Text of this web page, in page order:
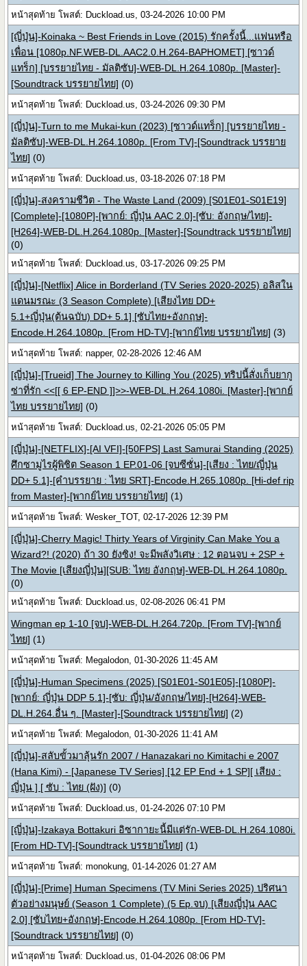
หน้าสุดท้าย โพสต์: Duckload.us, 03-24-2026 10:00 PM
[ญี่ปุ่น]-Koinaka ~ Best Friends in Love (2015) รักครั้งนี้...แฟนหรือ
เพื่อน [1080p.NF.WEB-DL.AAC2.0.H.264-BAPHOMET] [ซาวด์
แทร็ก] [บรรยายไทย - มัลติซับ]-WEB-DL.H.264.1080p. [Master]-
[Soundtrack บรรยายไทย] (0)
หน้าสุดท้าย โพสต์: Duckload.us, 03-24-2026 09:30 PM
[ญี่ปุ่น]-Turn to me Mukai-kun (2023) [ซาวด์แทร็ก] [บรรยายไทย -
มัลติซับ]-WEB-DL.H.264.1080p. [From TV]-[Soundtrack บรรยาย
ไทย] (0)
หน้าสุดท้าย โพสต์: Duckload.us, 03-18-2026 07:18 PM
[ญี่ปุ่น]-สงครามชีวิต - The Waste Land (2009) [S01E01-S01E19]
[Complete]-[1080P]-[พากย์: ญี่ปุ่น AAC 2.0]-[ซับ: อังกฤษ/ไทย]-
[H264]-WEB-DL.H.264.1080p. [Master]-[Soundtrack บรรยายไทย]
(0)
หน้าสุดท้าย โพสต์: Duckload.us, 03-17-2026 09:25 PM
[ญี่ปุ่น]-[Netflix] Alice in Borderland (TV Series 2020-2025) อลิสใน
แดนมรณะ (3 Season Complete) [เสียงไทย DD+
5.1+ญี่ปุ่น(ต้นฉบับ) DD+ 5.1] [ซับไทย+อังกฤษ]-
Encode.H.264.1080p. [From HD-TV]-[พากย์ไทย บรรยายไทย] (3)
หน้าสุดท้าย โพสต์: napper, 02-28-2026 12:46 AM
[ญี่ปุ่น]-[Trueid] The Journey to Killing You (2025) ทริปนี้สั่งเก็บยากู
ซ่าที่รัก <<[[ 6 EP-END ]]>>-WEB-DL.H.264.1080i. [Master]-[พากย์
ไทย บรรยายไทย] (0)
หน้าสุดท้าย โพสต์: Duckload.us, 02-21-2026 05:05 PM
[ญี่ปุ่น]-[NETFLIX]-[AI VFI]-[50FPS] Last Samurai Standing (2025)
ศึกซามูไรผู้พิชิต Season 1 EP.01-06 [จบซีซั่น]-[เสียง : ไทย/ญี่ปุ่น
DD+ 5.1]-[คำบรรยาย : ไทย SRT]-Encode.H.265.1080p. [Hi-def rip
from Master]-[พากย์ไทย บรรยายไทย] (1)
หน้าสุดท้าย โพสต์: Wesker_TOT, 02-17-2026 12:39 PM
[ญี่ปุ่น]-Cherry Magic! Thirty Years of Virginity Can Make You a
Wizard?! (2020) ถ้า 30 ยังซิง! จะมีพลังวิเศษ : 12 ตอนจบ + 2SP +
The Movie [เสียงญี่ปุ่น][SUB: ไทย อังกฤษ]-WEB-DL.H.264.1080p.
(0)
หน้าสุดท้าย โพสต์: Duckload.us, 02-08-2026 06:41 PM
Wingman ep 1-10 [จบ]-WEB-DL.H.264.720p. [From TV]-[พากย์
ไทย] (1)
หน้าสุดท้าย โพสต์: Megalodon, 01-30-2026 11:45 AM
[ญี่ปุ่น]-Human Specimens (2025) [S01E01-S01E05]-[1080P]-
[พากย์: ญี่ปุ่น DDP 5.1]-[ซับ: ญี่ปุ่น/อังกฤษ/ไทย]-[H264]-WEB-
DL.H.264.อื่น ๆ. [Master]-[Soundtrack บรรยายไทย] (2)
หน้าสุดท้าย โพสต์: Megalodon, 01-30-2026 11:41 AM
[ญี่ปุ่น]-สลับขั้วมาลุ้นรัก 2007 / Hanazakari no Kimitachi e 2007
(Hana Kimi) - [Japanese TV Series] [12 EP End + 1 SP][ เสียง :
ญี่ปุ่น ] [ ซับ : ไทย (ฝัง)] (0)
หน้าสุดท้าย โพสต์: Duckload.us, 01-24-2026 07:10 PM
[ญี่ปุ่น]-Izakaya Bottakuri อิซากายะนี้มีแต่รัก-WEB-DL.H.264.1080i.
[From HD-TV]-[Soundtrack บรรยายไทย] (1)
หน้าสุดท้าย โพสต์: monokung, 01-14-2026 01:27 AM
[ญี่ปุ่น]-[Prime] Human Specimens (TV Mini Series 2025) ปริศนา
ตัวอย่างมนุษย์ (Season 1 Complete) (5 Ep.จบ) [เสียงญี่ปุ่น AAC
2.0] [ซับไทย+อังกฤษ]-Encode.H.264.1080p. [From HD-TV]-
[Soundtrack บรรยายไทย] (0)
หน้าสุดท้าย โพสต์: Duckload.us, 01-04-2026 08:06 PM